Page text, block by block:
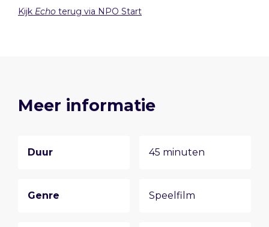
Kijk Echo terug via NPO Start
Meer informatie
Duur 45 minuten
Genre Speelfilm